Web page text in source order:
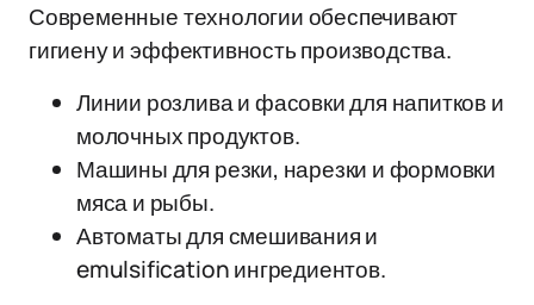
Современные технологии обеспечивают
гигиену и эффективность производства.
Линии розлива и фасовки для напитков и
молочных продуктов.
Машины для резки, нарезки и формовки
мяса и рыбы.
Автоматы для смешивания и
emulsification ингредиентов.